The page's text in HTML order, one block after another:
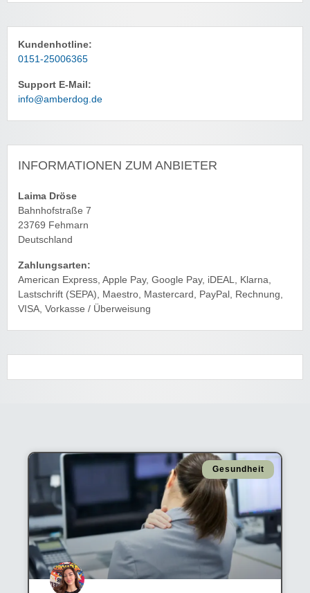
Kundenhotline:
0151-25006365
Support E-Mail:
info@amberdog.de
INFORMATIONEN ZUM ANBIETER
Laima Dröse
Bahnhofstraße 7
23769 Fehmarn
Deutschland
Zahlungsarten:
American Express, Apple Pay, Google Pay, iDEAL, Klarna,
Lastschrift (SEPA), Maestro, Mastercard, PayPal, Rechnung,
VISA, Vorkasse / Überweisung
Gesundheit